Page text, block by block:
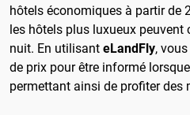
hôtels économiques à partir de
les hôtels plus luxueux peuvent
nuit. En utilisant eLandFly,
de prix pour être informé
permettant ainsi de profiter des